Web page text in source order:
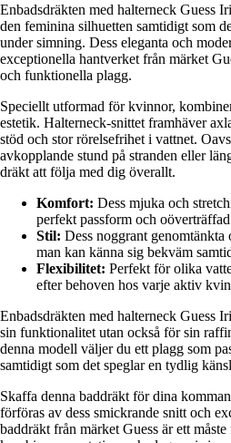
Enbadsdräkten med halterneck Guess
den feminina silhuetten samtidigt som
under simning. Dess eleganta och
exceptionella hantverket från märket
och funktionella plagg.
Speciellt utformad för kvinnor,
estetik. Halterneck-snittet framhäver
stöd och stor rörelsefrihet i vattnet.
avkopplande stund på stranden eller
dräkt att följa med dig överallt.
Komfort: Dess mjuka och
perfekt passform och
Stil: Dess noggrant
man kan känna sig bekväm
Flexibilitet: Perfekt för olika
efter behoven hos varje aktiv
Enbadsdräkten med halterneck Guess
sin funktionalitet utan också för sin
denna modell väljer du ett plagg som
samtidigt som det speglar en tydlig
Skaffa denna baddräkt för dina
förföras av dess smickrande snitt och
baddräkt från märket Guess är ett